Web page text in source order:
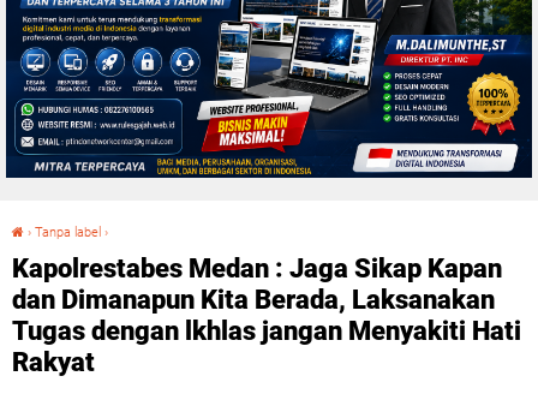
› Tanpa label ›
Kapolrestabes Medan : Jaga Sikap Kapan
dan Dimanapun Kita Berada, Laksanakan
Tugas dengan lkhlas jangan Menyakiti Hati
Rakyat